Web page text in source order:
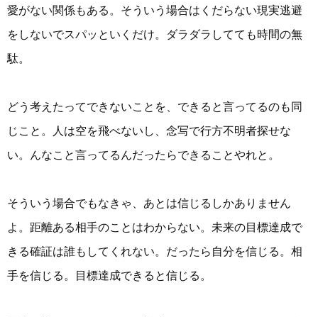
愛がない関係もある。そういう場合はくだらない現実逃避
をしないでスパッといくだけ。ダラダラしてても時間の無
駄。
どう考えたってできないことを、できると言ってるのも同
じこと。人は空を飛べないし、念写で行方不明者探せな
い。んなこと言ってるんだったらできることやれと。
そういう場合でもなきゃ、あとは信じるしかありません
よ。距離ある相手のことはわからない。未来の目標達成で
きる確証は誰もしてくれない。だったら自分を信じる。相
手を信じる。目標達成できると信じる。